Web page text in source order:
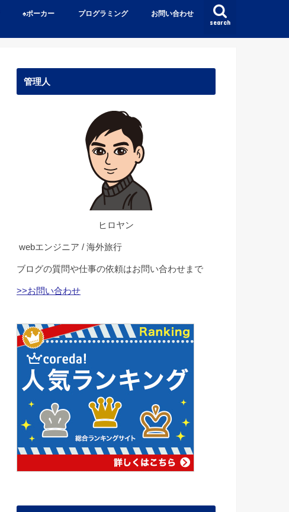
search
♠️ポーカー プログラミング お問い合わせ
管理人
ヒロヤン
webエンジニア / 海外旅行
ブログの質問や仕事の依頼はお問い合わせまで
>>お問い合わせ